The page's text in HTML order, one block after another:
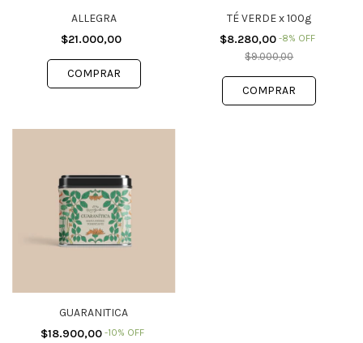
ALLEGRA
$21.000,00
TÉ VERDE x 100g
$8.280,00-8% OFF
$9.000,00
GUARANITICA
$18.900,00 -10% OFF